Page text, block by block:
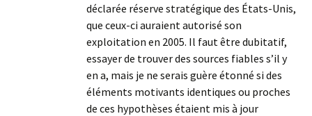
déclarée réserve stratégique des États-Unis,
que ceux-ci auraient autorisé son
exploitation en 2005. Il faut être dubitatif,
essayer de trouver des sources fiables s’il y
en a, mais je ne serais guère étonné si des
éléments motivants identiques ou proches
de ces hypothèses étaient mis à jour